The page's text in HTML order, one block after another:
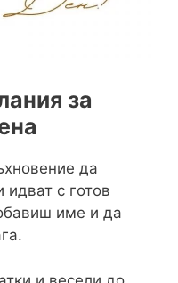
за
да
с готов
име и да